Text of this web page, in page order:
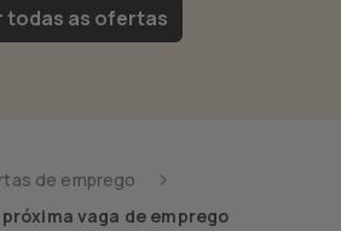
todas as ofertas
de emprego
vaga de emprego